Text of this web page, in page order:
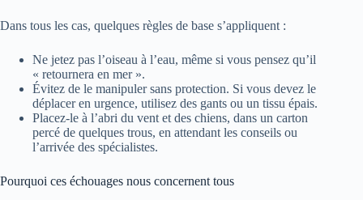
Dans tous les cas, quelques règles de base s’appliquent :
Ne jetez pas l’oiseau à l’eau, même si vous pensez qu’il
« retournera en mer ».
Évitez de le manipuler sans protection. Si vous devez le
déplacer en urgence, utilisez des gants ou un tissu épais.
Placez-le à l’abri du vent et des chiens, dans un carton
percé de quelques trous, en attendant les conseils ou
l’arrivée des spécialistes.
Pourquoi ces échouages nous concernent tous